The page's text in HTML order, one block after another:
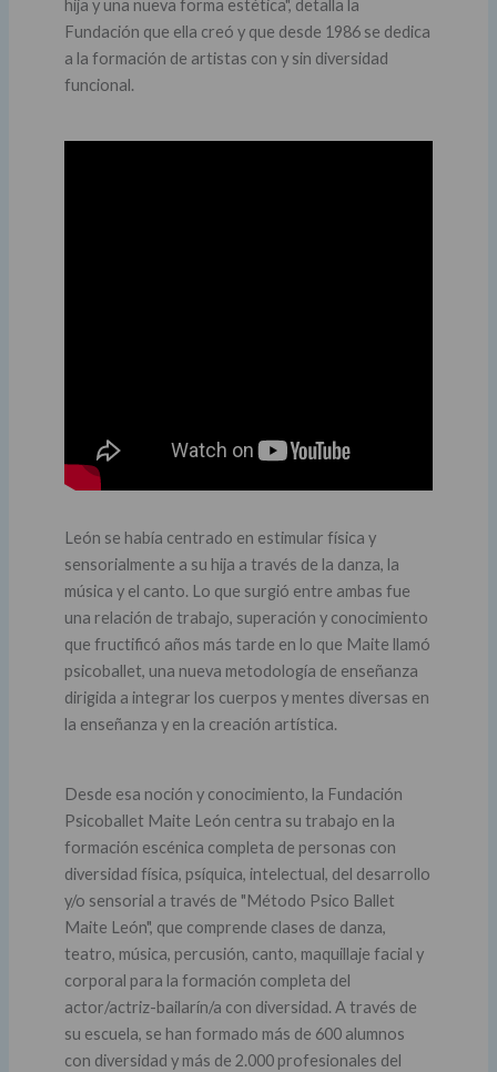
hija y una nueva forma estética", detalla la
Fundación que ella creó y que desde 1986 se dedica
a la formación de artistas con y sin diversidad
funcional.
León se había centrado en estimular física y
sensorialmente a su hija a través de la danza, la
música y el canto. Lo que surgió entre ambas fue
una relación de trabajo, superación y conocimiento
que fructificó años más tarde en lo que Maite llamó
psicoballet, una nueva metodología de enseñanza
dirigida a integrar los cuerpos y mentes diversas en
la enseñanza y en la creación artística.
Desde esa noción y conocimiento, la Fundación
Psicoballet Maite León centra su trabajo en la
formación escénica completa de personas con
diversidad física, psíquica, intelectual, del desarrollo
y/o sensorial a través de "Método Psico Ballet
Maite León", que comprende clases de danza,
teatro, música, percusión, canto, maquillaje facial y
corporal para la formación completa del
actor/actriz-bailarín/a con diversidad. A través de
su escuela, se han formado más de 600 alumnos
con diversidad y más de 2.000 profesionales del